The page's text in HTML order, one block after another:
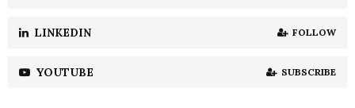
LINKEDIN FOLLOW
YOUTUBE SUBSCRIBE